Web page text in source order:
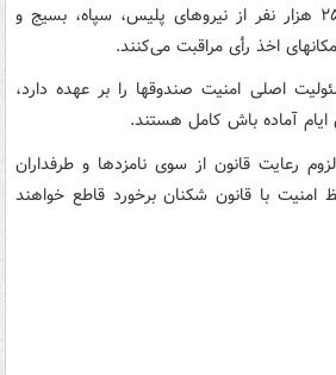
وی اضافه کرد: بیش از ۲۵۰ هزار نفر از نیروهای پلیس، سپاه، بسیج و
اخذ رأی مراقبت می‌کنند.
اصلی امنیت صندوقها را بر عهده دارد،
ایام آماده باش کامل هستند.
رعایت قانون از سوی نامزدها و طرفداران
امنیت با قانون شکنان برخورد قاطع خواهند